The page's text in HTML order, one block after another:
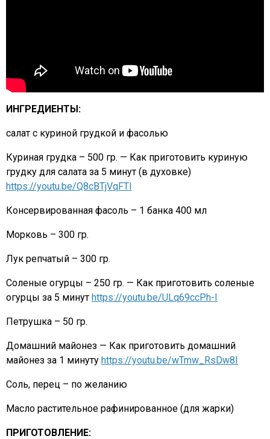
ИНГРЕДИЕНТЫ:
салат с куриной грудкой и фасолью
Куриная грудка – 500 гр. — Как приготовить куриную
грудку для салата за 5 минут (в духовке)
https://youtu.be/Q8cBTjVqFTI
Консервированная фасоль – 1 банка 400 мл
Морковь – 300 гр.
Лук репчатый – 300 гр.
Соленые огурцы – 250 гр. — Как приготовить соленые
огурцы за 5 минут https://youtu.be/ULq69ccPh-I
Петрушка – 50 гр.
Домашний майонез — Как приготовить домашний
майонез за 1 минуту https://youtu.be/wTmw_RsDw8I
Соль, перец – по желанию
Масло растительное рафинированное (для жарки)
ПРИГОТОВЛЕНИЕ: